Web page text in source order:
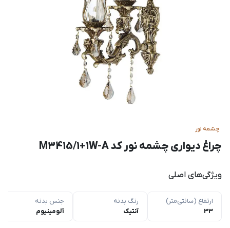
چشمه نور
چراغ دیواری چشمه نور کد M3415/1+1W-A
ویژگی‌های اصلی
ارتفاع (سانتی‌متر)
33
رنگ بدنه
آنتیک
جنس بدنه
آلومینیوم